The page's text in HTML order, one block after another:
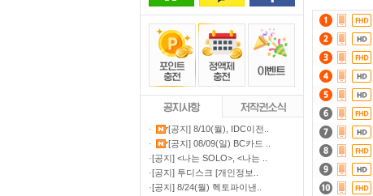
·
[공지] 8/10(월), IDC이전..
·
[공지] 08/09(일) BC카드 ..
·[공지] <나는 SOLO>, <나는 ..
·[공지] 투디스크 [개인정보..
·[공지] 8/24(월) 헥토파이낸..